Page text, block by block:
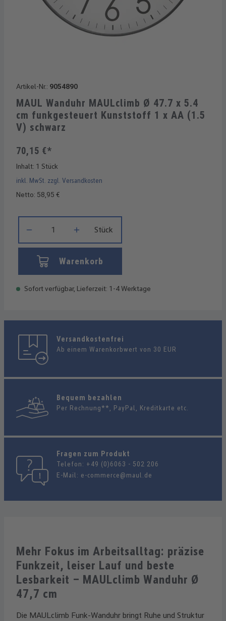
Artikel-Nr.: 9054890
MAUL Wanduhr MAULclimb Ø 47.7 x 5.4
cm funkgesteuert Kunststoff 1 x AA (1.5
V) schwarz
70,15 €*
Inhalt: 1 Stück
inkl. MwSt. zzgl. Versandkosten
Netto: 58,95 €
Stück
Warenkorb
Sofort verfügbar, Lieferzeit: 1-4 Werktage
Versandkostenfrei
Ab einem Warenkorbwert von 30 EUR
Bequem bezahlen
Per Rechnung**, PayPal, Kreditkarte etc.
Fragen zum Produkt
Telefon: +49 (0)6063 - 502 206
E-Mail: e-commerce@maul.de
Mehr Fokus im Arbeitsalltag: präzise
Funkzeit, leiser Lauf und beste
Lesbarkeit – MAULclimb Wanduhr Ø
47,7 cm
Die MAULclimb Funk-Wanduhr bringt Ruhe und Struktur